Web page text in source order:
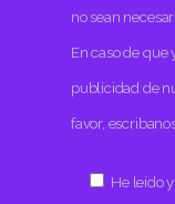
no sean
En caso de que
publicidad de
favor,
He leído